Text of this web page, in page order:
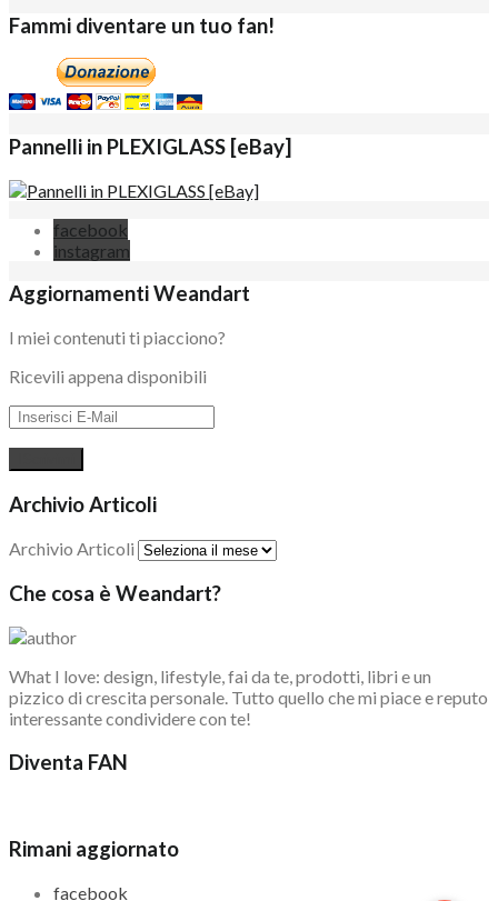
Fammi diventare un tuo fan!
Pannelli in PLEXIGLASS [eBay]
facebook
instagram
Aggiornamenti Weandart
I miei contenuti ti piacciono?
Ricevili appena disponibili
Archivio Articoli
Archivio Articoli
Che cosa è Weandart?
What I love: design, lifestyle, fai da te, prodotti, libri e un
pizzico di crescita personale. Tutto quello che mi piace e reputo
interessante condividere con te!
Diventa FAN
Rimani aggiornato
facebook